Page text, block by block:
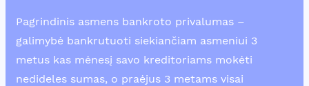
Pagrindinis asmens bankroto privalumas –
galimybė bankrutuoti siekiančiam asmeniui 3
metus kas mėnesį savo kreditoriams mokėti
nedideles sumas, o praėjus 3 metams visai